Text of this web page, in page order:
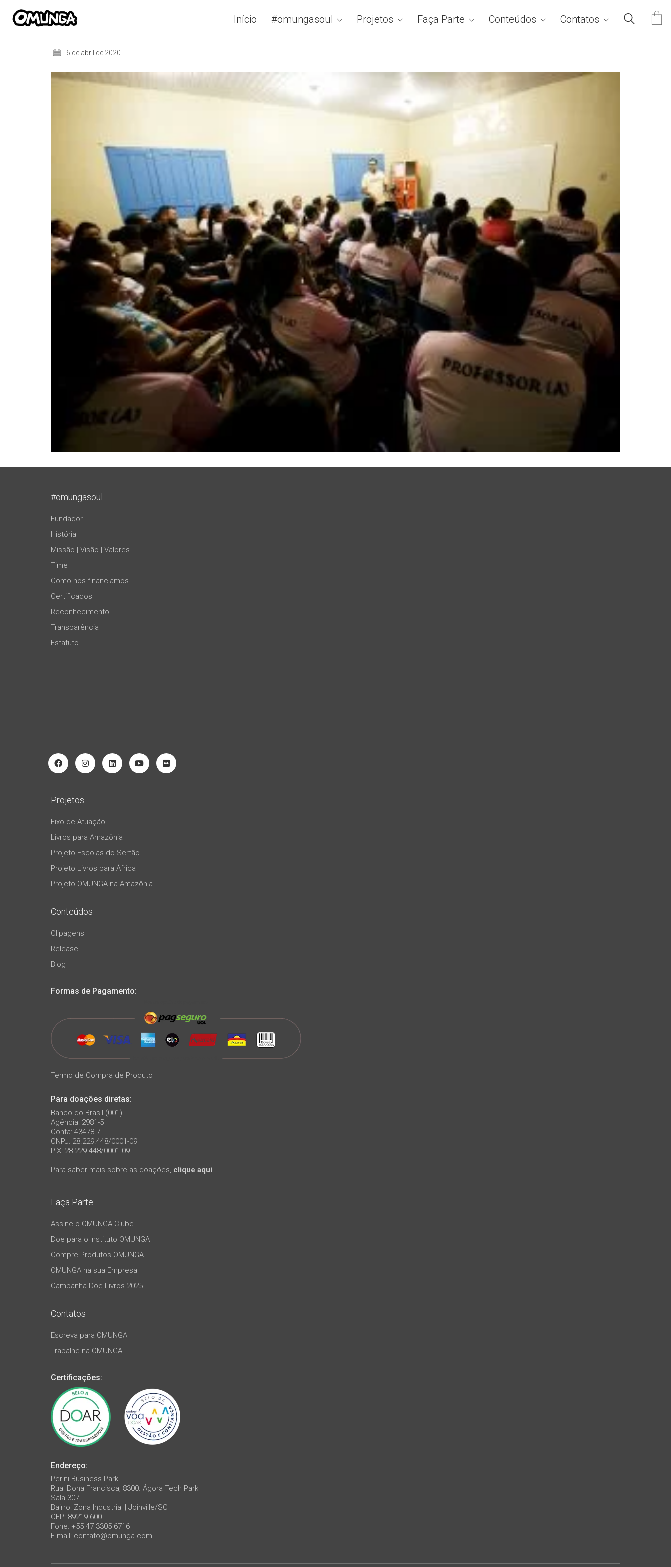
Início #omungasoul Projetos Faça Parte Conteúdos Contatos
6 de abril de 2020
#omungasoul
Fundador
História
Missão | Visão | Valores
Time
Como nos financiamos
Certificados
Reconhecimento
Transparência
Estatuto
Projetos
Eixo de Atuação
Livros para Amazônia
Projeto Escolas do Sertão
Projeto Livros para África
Projeto OMUNGA na Amazônia
Conteúdos
Clipagens
Release
Blog
Formas de Pagamento:
Termo de Compra de Produto
Para doações diretas:
Banco do Brasil (001)
Agência: 2981-5
Conta: 43478-7
CNPJ: 28.229.448/0001-09
PIX: 28.229.448/0001-09
Para saber mais sobre as doações, clique aqui
Faça Parte
Assine o OMUNGA Clube
Doe para o Instituto OMUNGA
Compre Produtos OMUNGA
OMUNGA na sua Empresa
Campanha Doe Livros 2025
Contatos
Escreva para OMUNGA
Trabalhe na OMUNGA
Certificações:
Endereço:
Perini Business Park
Rua: Dona Francisca, 8300. Ágora Tech Park
Sala 307
Bairro: Zona Industrial | Joinville/SC
CEP: 89219-600
Fone: +55 47 3305 6716
E-mail: contato@omunga.com